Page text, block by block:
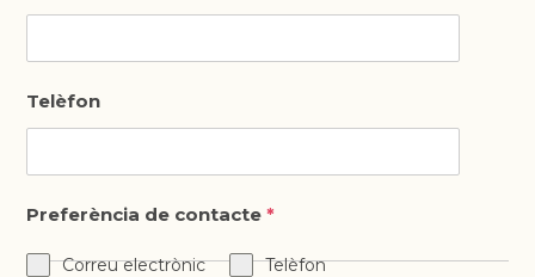
Telèfon
Preferència de contacte*
Correu electrònic Telèfon